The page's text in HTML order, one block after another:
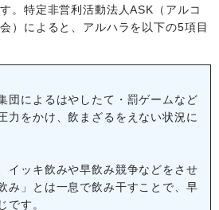
。特定非営利活動法人ASK（アルコ
）によると、アルハラを以下の5項目
団によるはやしたて・罰ゲームなど
力をかけ、飲まざるをえない状況に
イッキ飲みや早飲み競争などをさせ
み」とは一息で飲み干すことで、早
です。